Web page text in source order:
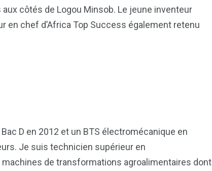
côtés de Logou Minsob. Le jeune inventeur
en chef d’Africa Top Success également retenu
D en 2012 et un BTS électromécanique en
Je suis technicien supérieur en
de transformations agroalimentaires dont